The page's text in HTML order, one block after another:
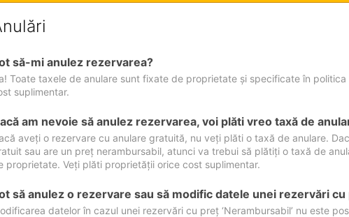
să-mi anulez rezervarea?
Toate taxele de anulare sunt fixate de proprietate și specificate în
suplimentar.
am nevoie să anulez rezervarea, voi plăti vreo taxă de
aveți o rezervare cu anulare gratuită, nu veți plăti o taxă de anulare.
sau are un preț nerambursabil, atunci va trebui să plătiți o taxă de
proprietate. Veți plăti proprietății orice cost suplimentar.
să anulez o rezervare sau să modific datele unei rezervări
datelor în cazul unei rezervări cu preț ‘Nerambursabil’ nu este